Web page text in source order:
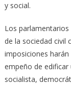
y social.
Los
de la sociedad civil
imposiciones
empeño de edificar
socialista,